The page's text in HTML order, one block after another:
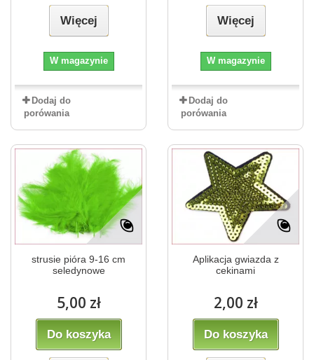
Więcej
W magazynie
Dodaj do
porówania
Więcej
W magazynie
Dodaj do
porówania
strusie pióra 9-16 cm
seledynowe
5,00 zł
Do koszyka
Aplikacja gwiazda z
cekinami
2,00 zł
Do koszyka